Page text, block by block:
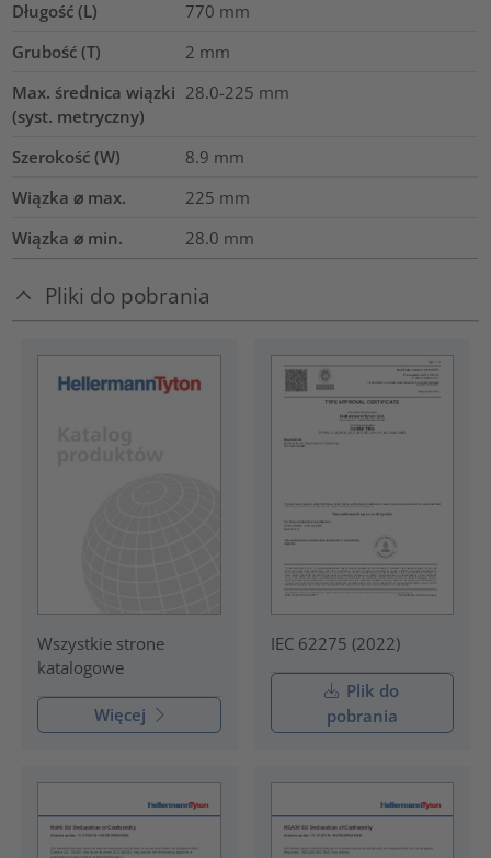
Długość (L) 770 mm
Grubość (T)
2 mm
Max. średnica wiązki
(syst. metryczny)
28.0-225 mm
Szerokość (W) 8.9 mm
Wiązka ⌀ max.
225 mm
Wiązka ⌀ min.
28.0 mm
Pliki do pobrania
Wszystkie strone
katalogowe
Więcej
IEC 62275 (2022)
Plik do
pobrania